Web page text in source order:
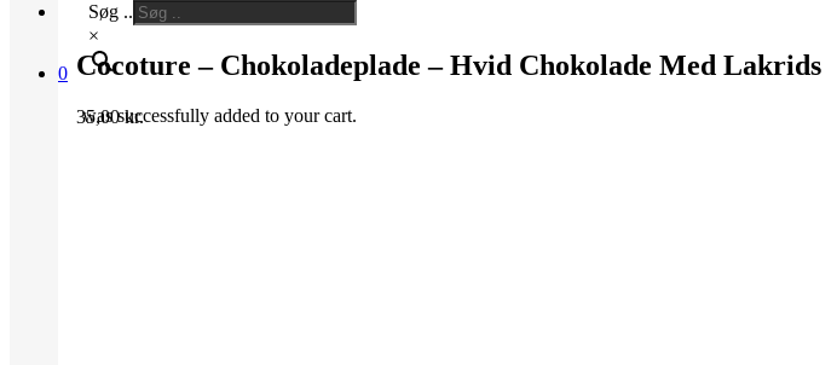
Søg ..
×
0
was successfully added to your cart.
Cocoture – Chokoladeplade – Hvid Chokolade Med Lakrids
35,00kr.